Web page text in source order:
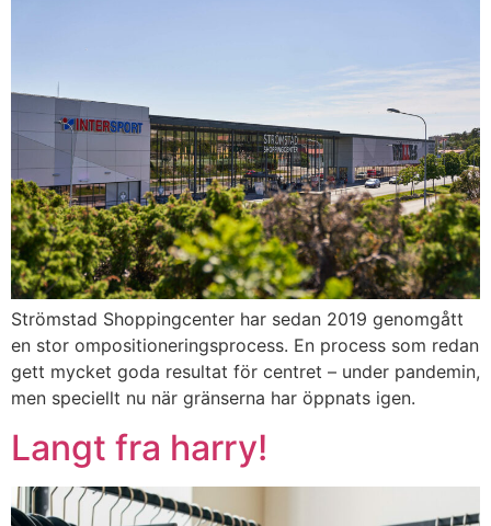
Strömstad Shoppingcenter har sedan 2019 genomgått
en stor ompositioneringsprocess. En process som redan
gett mycket goda resultat för centret – under pandemin,
men speciellt nu när gränserna har öppnats igen.
Langt fra harry!